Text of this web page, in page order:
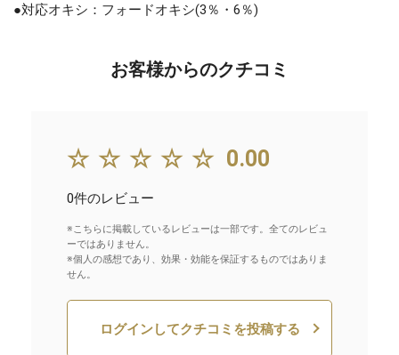
●対応オキシ：フォードオキシ(3％・6％)
お客様からのクチコミ
☆☆☆☆☆ 0.00
0件のレビュー
※こちらに掲載しているレビューは一部です。全てのレビュ
ーではありません。
※個人の感想であり、効果・効能を保証するものではありま
せん。
ログインしてクチコミを投稿する